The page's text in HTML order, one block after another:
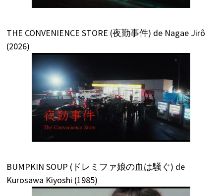
THE CONVENIENCE STORE (夜勤事件) de Nagae Jirô
(2026)
BUMPKIN SOUP (ドレミファ娘の血は騒ぐ) de
Kurosawa Kiyoshi (1985)